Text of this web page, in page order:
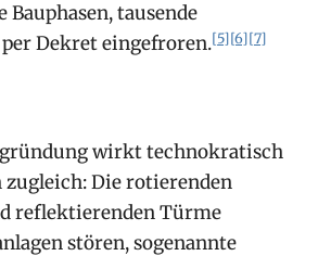
tausende
Dekret eingefroren.[5][6][7]
wirkt technokratisch
Die rotierenden
reflektierenden Türme
stören, sogenannte